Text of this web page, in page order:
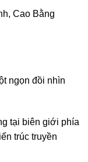
Cao Bằng
ngọn đồi nhìn
tại biên giới phía
trúc truyền